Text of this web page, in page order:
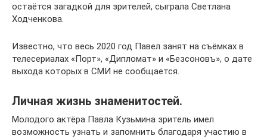
остаётся загадкой для зрителей, сыграла Светлана
Ходченкова.
Известно, что весь 2020 год Павел занят на съёмках в
телесериалах «Порт», «Дипломат» и «Безсоновъ», о дате
выхода которых в СМИ не сообщается.
Личная жизнь знаменитостей.
Молодого актёра Павла Кузьмина зритель имел
возможность узнать и запомнить благодаря участию в